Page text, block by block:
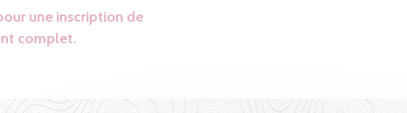
une inscription de
complet.